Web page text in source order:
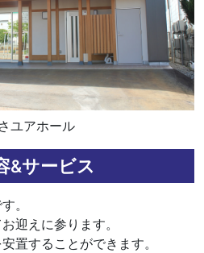
ユアホール
&サービス
。
迎えに参ります。
置することができます。